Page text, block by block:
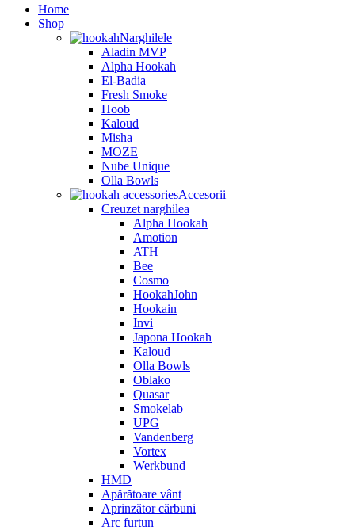
Home
Shop
Narghilele
Aladin MVP
Alpha Hookah
El-Badia
Fresh Smoke
Hoob
Kaloud
Misha
MOZE
Nube Unique
Olla Bowls
Accesorii
Creuzet narghilea
Alpha Hookah
Amotion
ATH
Bee
Cosmo
HookahJohn
Hookain
Invi
Japona Hookah
Kaloud
Olla Bowls
Oblako
Quasar
Smokelab
UPG
Vandenberg
Vortex
Werkbund
HMD
Apărătoare vânt
Aprinzător cărbuni
Arc furtun